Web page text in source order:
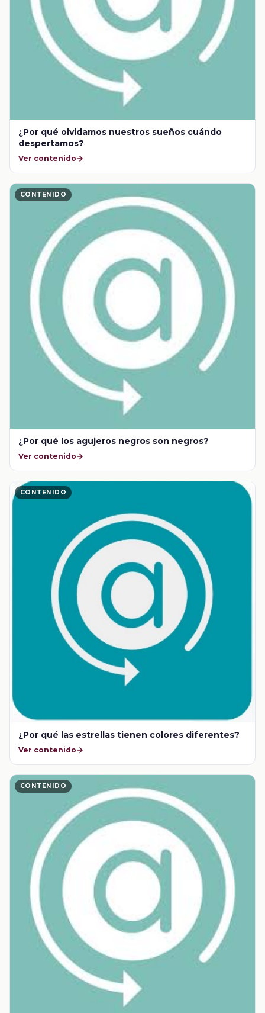
¿Por qué olvidamos nuestros sueños cuándo
despertamos?
Ver contenido
CONTENIDO
¿Por qué los agujeros negros son negros?
Ver contenido
CONTENIDO
¿Por qué las estrellas tienen colores diferentes?
Ver contenido
CONTENIDO